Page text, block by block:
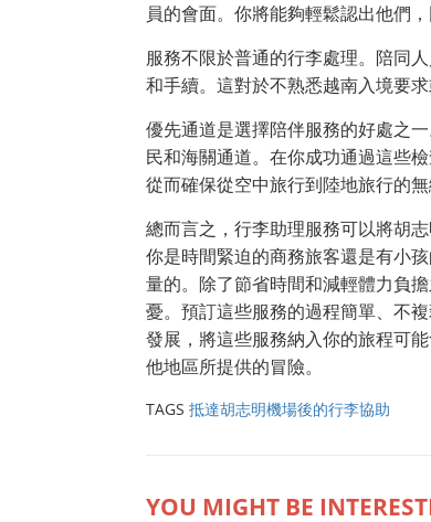
員的會面。你將能夠輕鬆認出他們
服務不限於普通的行李處理。陪同
和手續。這對於不熟悉越南入境要
優先通道是選擇陪伴服務的好處之
民和海關通道。在你成功通過這些
從而確保從空中旅行到陸地旅行的無
總而言之，行李助理服務可以將胡
你是時間緊迫的商務旅客還是有小
量的。除了節省時間和減輕體力負
憂。預訂這些服務的過程簡單、不
發展，將這些服務納入你的旅程可
他地區所提供的冒險。
TAGS 抵達胡志明機場後的行李協助
YOU MIGHT BE